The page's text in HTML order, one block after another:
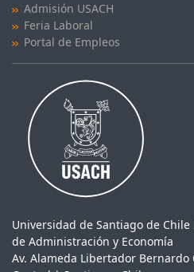
Admisión USACH
Feria Laboral
Portal de Empleos
Universidad de Santiago de
de Administración y Economía
Av. Alameda Libertador